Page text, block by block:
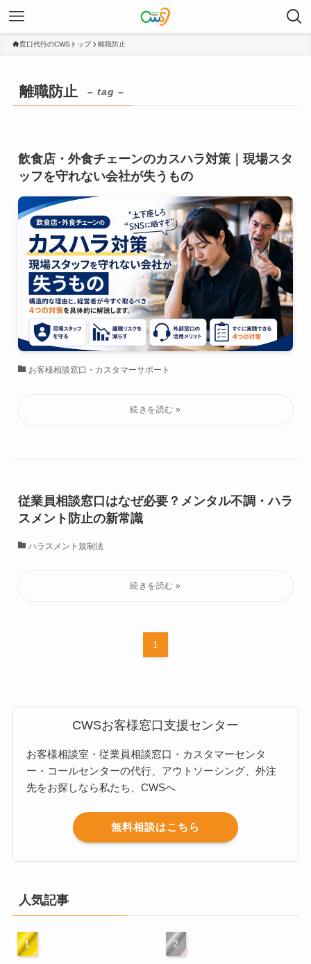
窓口代行のCWSトップ 離職防止
離職防止 – tag –
飲食店・外食チェーンのカスハラ対策｜現場スタ
ッフを守れない会社が失うもの
お客様相談窓口・カスタマーサポート
従業員相談窓口はなぜ必要？メンタル不調・ハラ
スメント防止の新常識
ハラスメント規制法
1
CWSお客様窓口支援センター
お客様相談室・従業員相談窓口・カスタマーセンタ
ー・コールセンターの代行、アウトソーシング、外注
先をお探しなら私たち、CWSへ
無料相談はこちら
人気記事